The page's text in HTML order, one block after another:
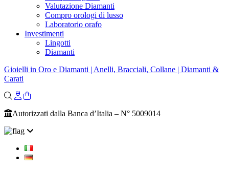
Valutazione Diamanti
Compro orologi di lusso
Laboratorio orafo
Investimenti
Lingotti
Diamanti
Gioielli in Oro e Diamanti | Anelli, Bracciali, Collane | Diamanti &
Carati
Autorizzati dalla Banca d’Italia – N° 5009014